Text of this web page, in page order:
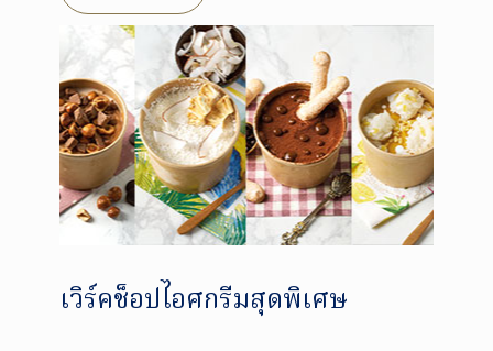
เวิร์คช็อปไอศกรีมสุดพิเศษ